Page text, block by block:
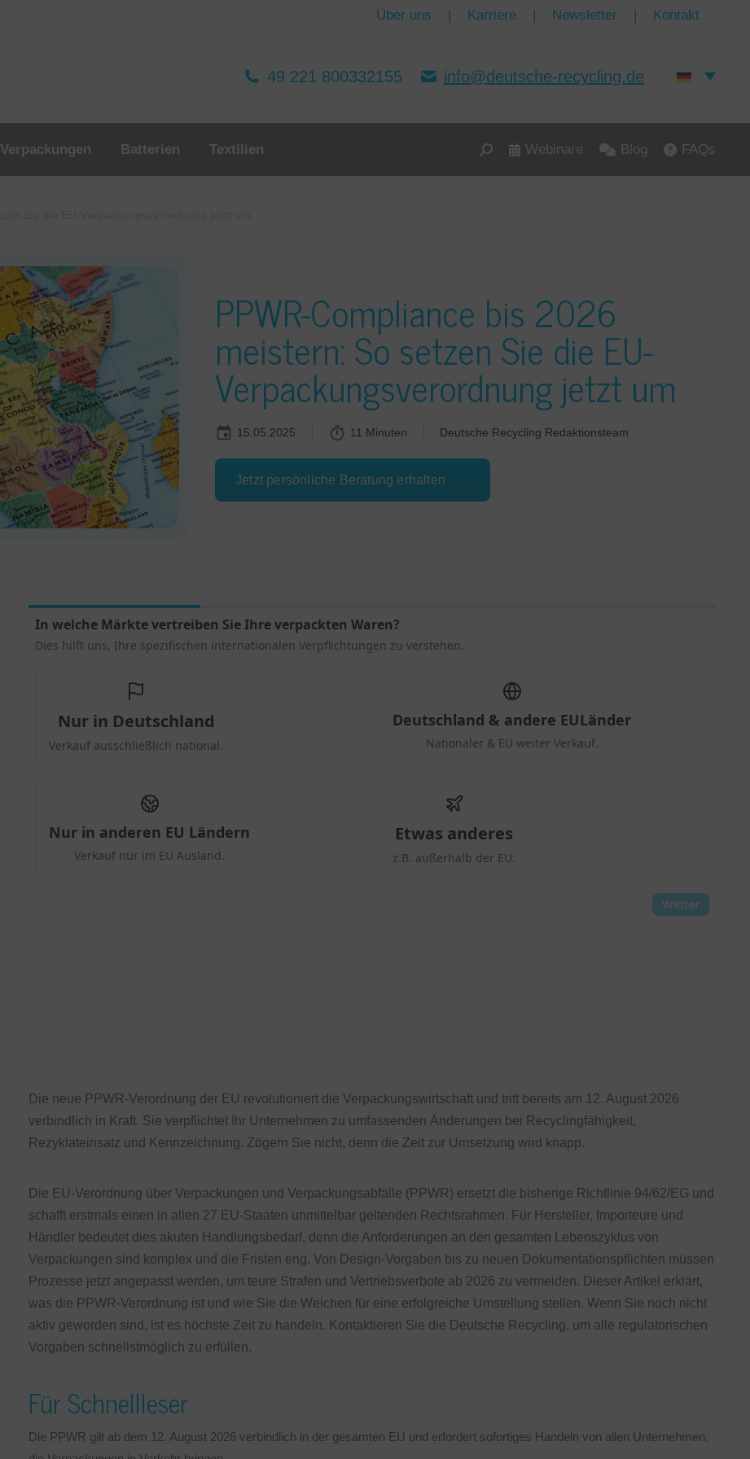
Über uns | Karriere | Newsletter | Kontakt
49 221 800332155 info@deutsche-recycling.de
Verpackungen Batterien Textilien Search: Webinare Blog FAQs
PPWR-Compliance bis 2026
meistern: So setzen Sie die EU-
Verpackungsverordnung jetzt um
15.05.2025 11 Minuten Deutsche Recycling Redaktionsteam
Jetzt persönliche Beratung erhalten
Die neue PPWR-Verordnung der EU revolutioniert die Verpackungswirtschaft und tritt bereits am 12. August 2026
verbindlich in Kraft. Sie verpflichtet Ihr Unternehmen zu umfassenden Änderungen bei Recyclingfähigkeit,
Rezyklateinsatz und Kennzeichnung. Zögern Sie nicht, denn die Zeit zur Umsetzung wird knapp.
Die EU-Verordnung über Verpackungen und Verpackungsabfälle (PPWR) ersetzt die bisherige Richtlinie 94/62/EG und
schafft erstmals einen in allen 27 EU-Staaten unmittelbar geltenden Rechtsrahmen. Für Hersteller, Importeure und
Händler bedeutet dies akuten Handlungsbedarf, denn die Anforderungen an den gesamten Lebenszyklus von
Verpackungen sind komplex und die Fristen eng. Von Design-Vorgaben bis zu neuen Dokumentationspflichten müssen
Prozesse jetzt angepasst werden, um teure Strafen und Vertriebsverbote ab 2026 zu vermeiden. Dieser Artikel erklärt,
was die PPWR-Verordnung ist und wie Sie die Weichen für eine erfolgreiche Umstellung stellen. Wenn Sie noch nicht
aktiv geworden sind, ist es höchste Zeit zu handeln. Kontaktieren Sie die Deutsche Recycling, um alle regulatorischen
Vorgaben schnellstmöglich zu erfüllen.
Für Schnellleser
Die PPWR gilt ab dem 12. August 2026 verbindlich in der gesamten EU und erfordert sofortiges Handeln von allen Unternehmen,